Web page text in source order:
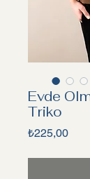
Evde
Triko
₺225,00Fiyat